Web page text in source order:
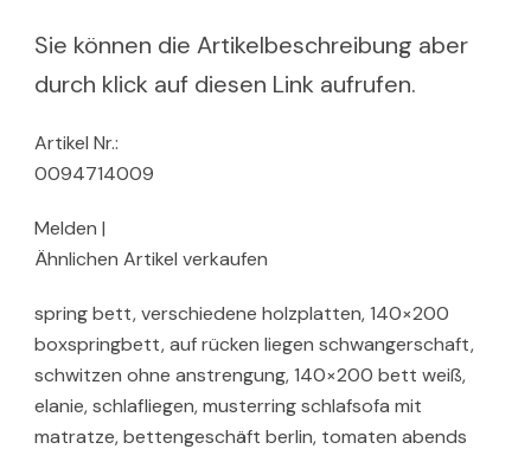
Sie können die Artikelbeschreibung aber
durch klick auf diesen Link aufrufen.
Artikel Nr.:
0094714009
Melden |
Ähnlichen Artikel verkaufen
spring bett, verschiedene holzplatten, 140×200
boxspringbett, auf rücken liegen schwangerschaft,
schwitzen ohne anstrengung, 140×200 bett weiß,
elanie, schlafliegen, musterring schlafsofa mit
matratze, bettengeschäft berlin, tomaten abends